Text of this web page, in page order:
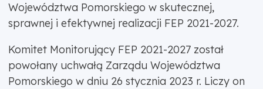
Województwa Pomorskiego w skutecznej,
sprawnej i efektywnej realizacji FEP 2021-2027.
Komitet Monitorujący FEP 2021-2027 został
powołany uchwałą Zarządu Województwa
Pomorskiego w dniu 26 stycznia 2023 r. Liczy on